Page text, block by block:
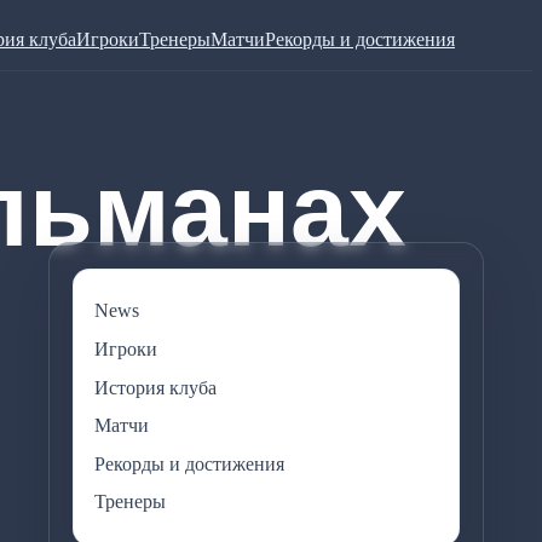
клубаИгрокиТренерыМатчиРекорды и достижения
News
Игроки
История клуба
Матчи
Рекорды и достижения
Тренеры